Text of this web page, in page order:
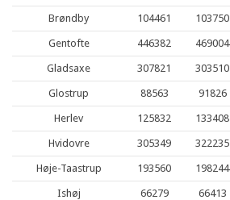
Brøndby 104461 103750
Gentofte 446382 469004
Gladsaxe 307821 303510
Glostrup 88563 91826
Herlev 125832 133408
Hvidovre 305349 322235
Høje-Taastrup 193560 198244
Ishøj 66279 66413